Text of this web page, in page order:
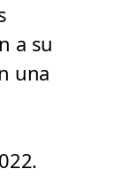
a su
una